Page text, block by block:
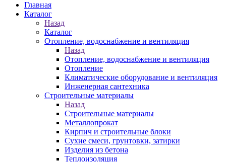
Главная
Каталог
Назад
Каталог
Отопление, водоснабжение и вентиляция
Назад
Отопление, водоснабжение и вентиляция
Отопление
Климатические оборудование и вентиляция
Инженерная сантехника
Строительные материалы
Назад
Строительные материалы
Металлопрокат
Кирпич и строительные блоки
Сухие смеси, грунтовки, затирки
Изделия из бетона
Теплоизоляция